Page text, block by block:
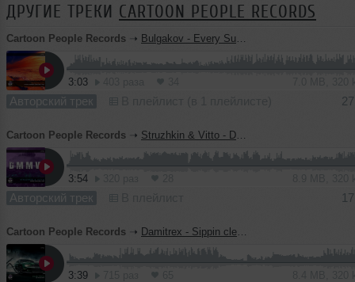
ДРУГИЕ ТРЕКИ CARTOON PEOPLE RECORDS
Cartoon People Records ➝ Bulgakov - Every Summer (Radio Edit)
3:03
Авторский трек
Cartoon People Records ➝ Struzhkin & Vitto - DMMW (Radio Edit)
3:54
Авторский трек
Cartoon People Records ➝ Damitrex - Sippin clean (Radio Edit)
3:39